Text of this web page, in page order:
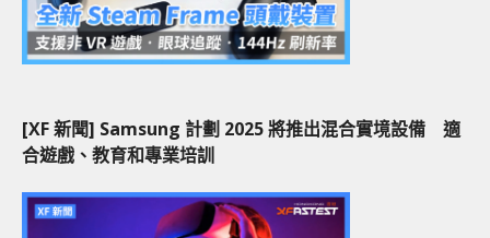
[XF 新聞] Samsung 計劃 2025 將推出混合實境設備 適
合遊戲、教育和專業培訓